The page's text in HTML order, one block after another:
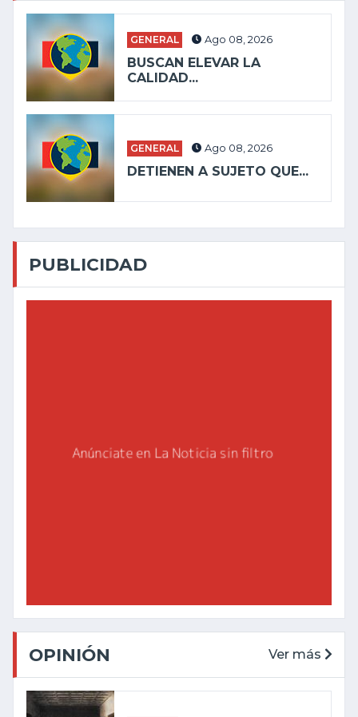
GENERAL Ago 08, 2026
BUSCAN ELEVAR LA
CALIDAD...
GENERAL Ago 08, 2026
DETIENEN A SUJETO QUE...
PUBLICIDAD
OPINIÓN Ver más